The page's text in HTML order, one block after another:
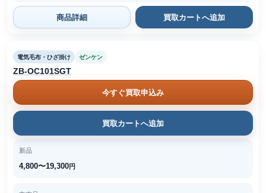
商品詳細 買取カートへ追加
電気毛布・ひざ掛け ゼンケン
ZB-OC101SGT
今すぐ買取申込み
買取カートへ追加
新品
4,800〜19,300円